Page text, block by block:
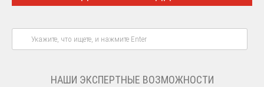
НАШИ ЭКСПЕРТНЫЕ ВОЗМОЖНОСТИ